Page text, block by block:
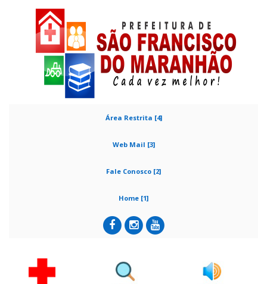
Área Restrita [4]
Web Mail [3]
Fale Conosco [2]
Home [1]